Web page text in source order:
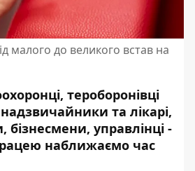
малого до великого встав на
тероборонівці
та лікарі,
управлінці -
наближаємо час